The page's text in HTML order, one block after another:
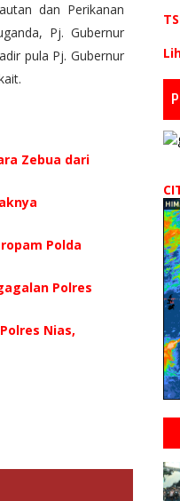
dan Perikanan
Pj. Gubernur
pula Pj. Gubernur
Zebua dari
Polda
Polres
Nias,